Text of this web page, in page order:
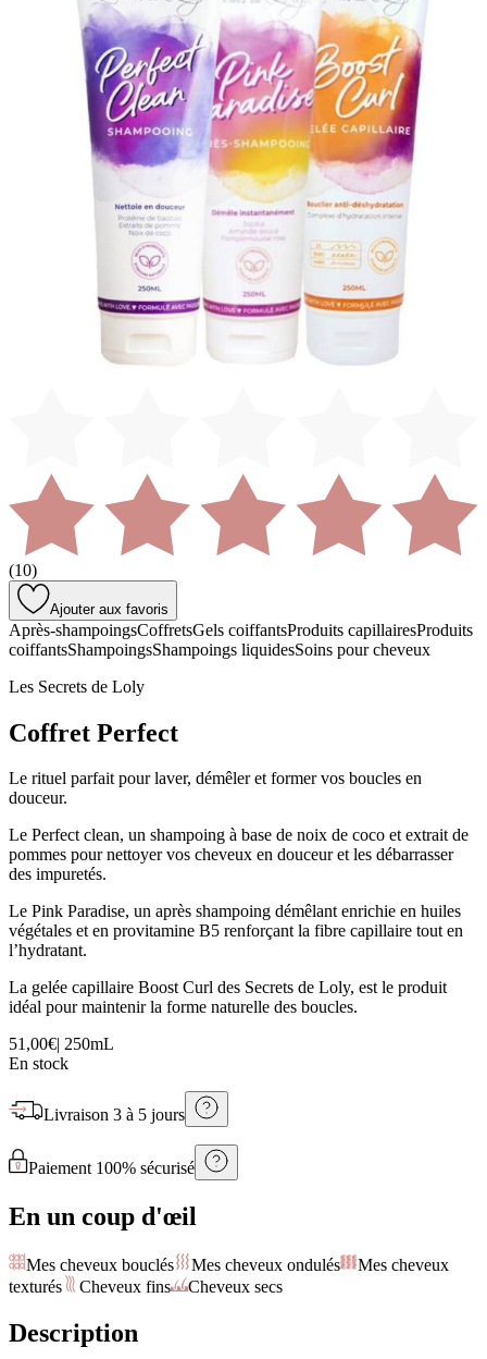
(10)
Ajouter aux favoris
Après-shampoingsCoffretsGels coiffantsProduits capillairesProduits
coiffantsShampoingsShampoings liquidesSoins pour cheveux
Les Secrets de Loly
Coffret Perfect
Le rituel parfait pour laver, démêler et former vos boucles en
douceur.
Le Perfect clean, un shampoing à base de noix de coco et extrait de
pommes pour nettoyer vos cheveux en douceur et les débarrasser
des impuretés.
Le Pink Paradise, un après shampoing démêlant enrichie en huiles
végétales et en provitamine B5 renforçant la fibre capillaire tout en
l’hydratant.
La gelée capillaire Boost Curl des Secrets de Loly, est le produit
idéal pour maintenir la forme naturelle des boucles.
51,00€| 250mL
En stock
Livraison 3 à 5 jours
Paiement 100% sécurisé
En un coup d'œil
Mes cheveux bouclés Mes cheveux ondulés
Mes cheveux
texturés
Cheveux fins Cheveux secs
Description